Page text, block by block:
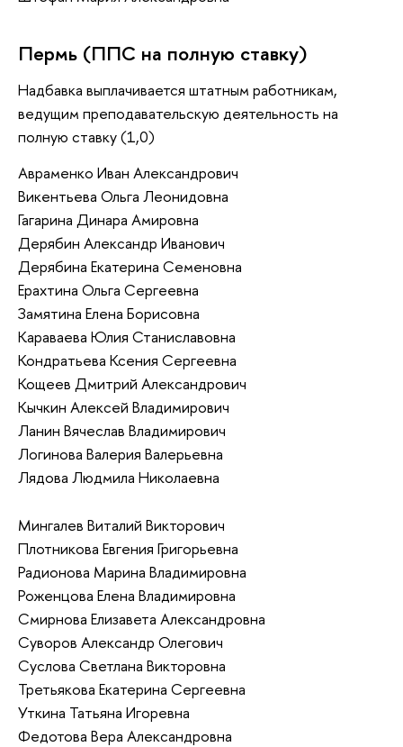
Пермь (ППС на полную ставку)
Надбавка выплачивается штатным работникам,
ведущим преподавательскую деятельность на
полную ставку (1,0)
Авраменко Иван Александрович
Викентьева Ольга Леонидовна
Гагарина Динара Амировна
Дерябин Александр Иванович
Дерябина Екатерина Семеновна
Ерахтина Ольга Сергеевна
Замятина Елена Борисовна
Караваева Юлия Станиславовна
Кондратьева Ксения Сергеевна
Кощеев Дмитрий Александрович
Кычкин Алексей Владимирович
Ланин Вячеслав Владимирович
Логинова Валерия Валерьевна
Лядова Людмила Николаевна
Мингалев Виталий Викторович
Плотникова Евгения Григорьевна
Радионова Марина Владимировна
Роженцова Елена Владимировна
Смирнова Елизавета Александровна
Суворов Александр Олегович
Суслова Светлана Викторовна
Третьякова Екатерина Сергеевна
Уткина Татьяна Игоревна
Федотова Вера Александровна